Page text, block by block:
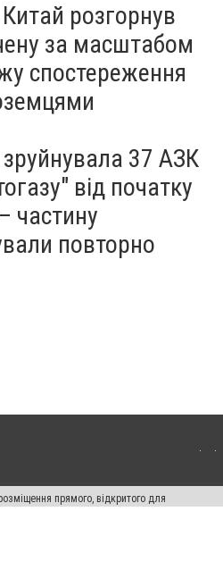
Китай розгорнув
за масштабом
спостереження
зруйнувала 37 АЗК
від початку
частину
повторно
прямого, відкритого для